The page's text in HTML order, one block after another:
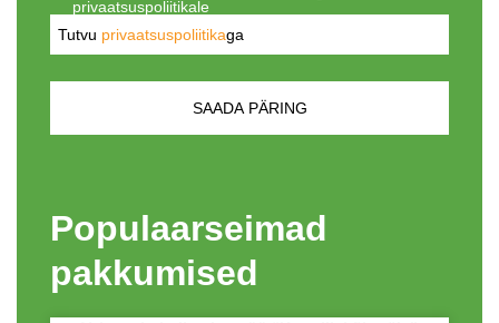
privaatsuspoliitikale
Tutvu privaatsuspoliitikaga
Populaarseimad
pakkumised